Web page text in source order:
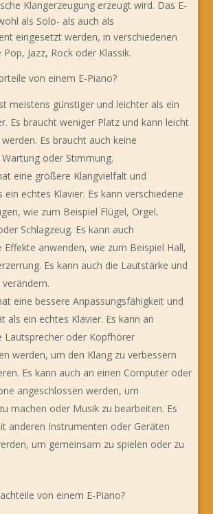
Klangerzeugung erzeugt wird. Das E-
als Solo- als auch als
eingesetzt werden, in verschiedenen
Jazz, Rock oder Klassik.
von einem E-Piano?
meistens günstiger und leichter als ein
Es braucht weniger Platz und kann leicht
Es braucht auch keine
oder Stimmung.
eine größere Klangvielfalt und
ein echtes Klavier. Es kann verschiedene
wie zum Beispiel Flügel, Orgel,
Schlagzeug. Es kann auch
Effekte anwenden, wie zum Beispiel Hall,
Es kann auch die Lautstärke und
eine bessere Anpassungsfähigkeit und
als ein echtes Klavier. Es kann an
Lautsprecher oder Kopfhörer
werden, um den Klang zu verbessern
Es kann auch an einen Computer oder
angeschlossen werden, um
machen oder Musik zu bearbeiten. Es
anderen Instrumenten oder Geräten
um gemeinsam zu spielen oder zu
von einem E-Piano?